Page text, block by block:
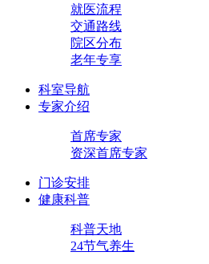
就医流程
交通路线
院区分布
老年专享
科室导航
专家介绍
首席专家
资深首席专家
门诊安排
健康科普
科普天地
24节气养生